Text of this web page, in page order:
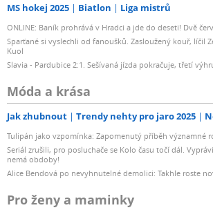
MS hokej 2025 Biatlon Liga mistrů
ONLINE: Baník prohrává v Hradci a jde do deseti! Dvě
Sparťané si vyslechli od fanoušků. Zasloužený kouř, líčil
Kuol
Slavia - Pardubice 2:1. Sešívaná jízda pokračuje, třetí
Móda a krása
Jak zhubnout Trendy nehty pro jaro 2025
Tulipán jako vzpomínka: Zapomenutý příběh významné
Seriál zrušili, pro posluchače se Kolo času točí dál.
nemá obdoby!
Alice Bendová po nevyhnutelné demolici: Takhle roste
Pro ženy a maminky